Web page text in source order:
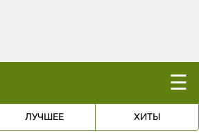
☰
ЛУЧШЕЕ ХИТЫ